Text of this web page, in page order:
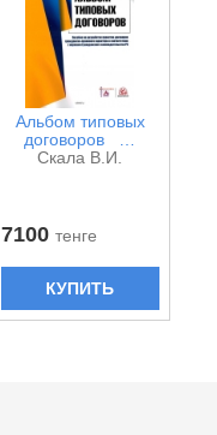
Альбом типовых
договоров …
Скала В.И.
7100 тенге
КУПИТЬ